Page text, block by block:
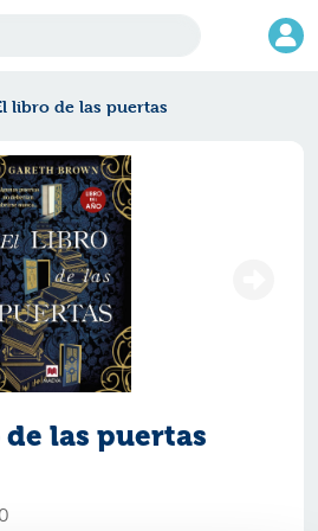
libro de las puertas
las puertas